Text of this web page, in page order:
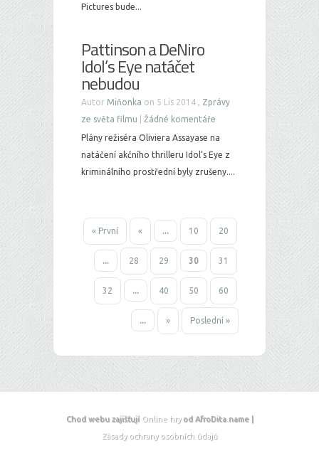
Pictures bude...
Pattinson a DeNiro
Idol’s Eye natáčet
nebudou
Autor Miňonka on 5 Lis 2014 , Zprávy
ze světa filmu
Žádné komentáře
Plány režiséra Oliviera Assayase na
natáčení akčního thrilleru Idol’s Eye z
kriminálního prostřední byly zrušeny....
« První « ... 10 20
... 28 29 30 31
32 ... 40 50 60
... » Poslední »
Chod webu zajišťují Online hryod AfroDita.name |
Zásady ochrany osobních údajů